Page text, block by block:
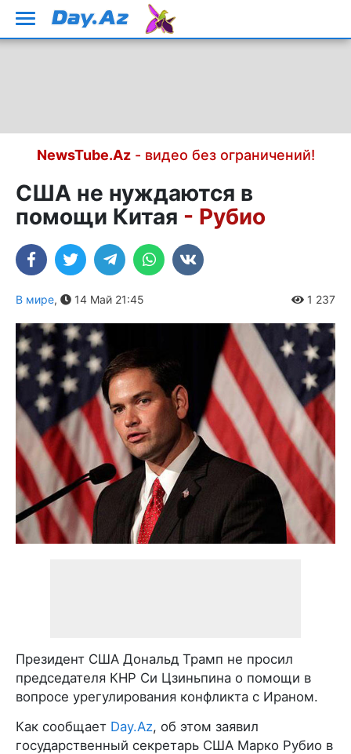
NewsTube.Az- видео без ограничений!
США не нуждаются в
помощи Китая - Рубио
В мире, 14 Май 21:45 1 237
Президент США Дональд Трамп не просил
председателя КНР Си Цзиньпина о помощи в
вопросе урегулирования конфликта с Ираном.
Как сообщает Day.Az, об этом заявил
государственный секретарь США Марко Рубио в